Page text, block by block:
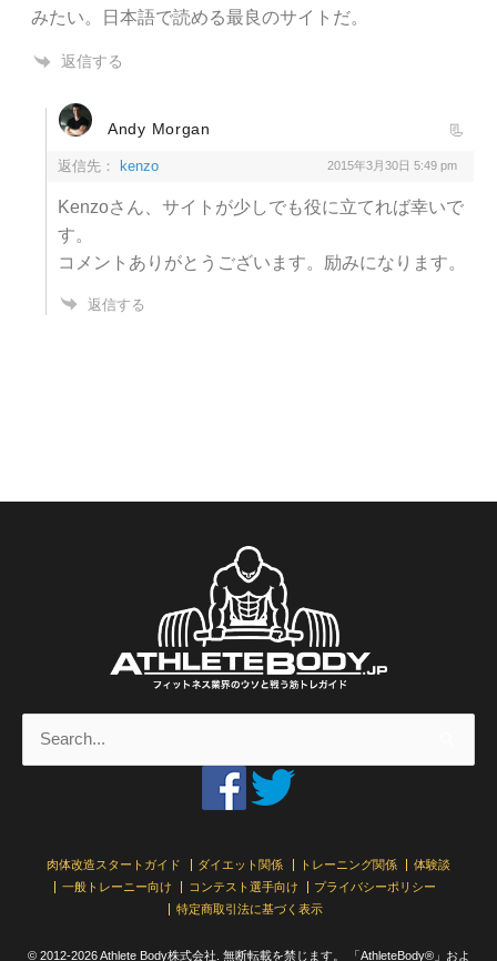
みたい。日本語で読める最良のサイトだ。
返信する
Andy Morgan
返信先： kenzo 2015年3月30日 5:49 pm
Kenzoさん、サイトが少しでも役に立てれば幸いで
す。
コメントありがとうございます。励みになります。
返信する
対
肉体改造スタートガイド ダイエット関係 トレーニング関係
体験談
一般トレーニー向け
コンテスト選手向け
プライバシーポリシー
特定商取引法に基づく表示
© 2012-2026 Athlete Body株式会社. 無断転載を禁じます。 「AthleteBody®」およ